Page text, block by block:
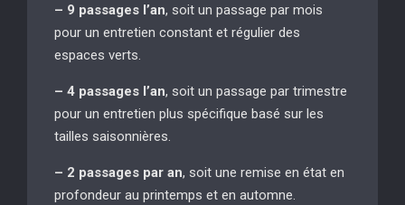
– 9 passages l’an, soit un passage par mois
pour un entretien constant et régulier des
espaces verts.
– 4 passages l’an, soit un passage par trimestre
pour un entretien plus spécifique basé sur les
tailles saisonnières.
– 2 passages par an, soit une remise en état en
profondeur au printemps et en automne.